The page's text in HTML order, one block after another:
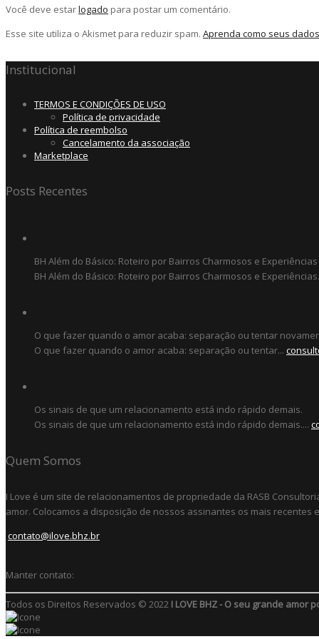
Você deve estarlogado para postar um comentário.
Esse site utiliza o Akismet para reduzir spam. Aprenda como seus
Institucional
TERMOS E CONDIÇÕES DE USO
Política de privacidade
Política de reembolso
Cancelamento da associação
Marketplace
Posts Recentes
BH Além do Básico: Roteiro por Bairros Charmosos e
BH Além do Básico: Roteiro por Bairros Charmosos e
O que fazer quando o amor acaba: separação ou tentar
O que fazer quando o amor acaba: separação ou tentar...
Os sinais de que um relacionamento está indo rápido demais.
Os sinais de que um relacionamento está indo rápido demais....
Quem Somos
I Love é um site de relacionamentos de propriedade da RASB
amor. Colocamos a disposição de nossos assinantes os mais
contato@ilove.bhz.br
Manter contato:
Todos os Direitos Reservados © 2022 I LOVE BHZ - O seu grande